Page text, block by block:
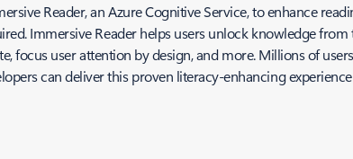
Reader, an Azure Cognitive Service, to enhance
Immersive Reader helps users unlock knowledge
focus user attention by design, and more. Millions of
can deliver this proven literacy-enhancing